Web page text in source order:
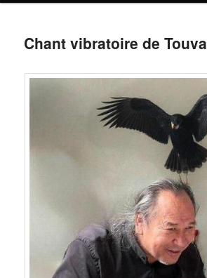
Chant vibratoire de Touva